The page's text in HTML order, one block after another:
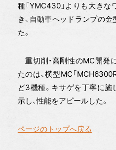
種「YMC430」よりも大き
き、自動車ヘッドランプの
た。
重切削・高剛性のMC開発
たのは、横型MC「
ど3機種。キサゲを丁寧に
示し、性能をアピールした。
ページのトップへ戻る